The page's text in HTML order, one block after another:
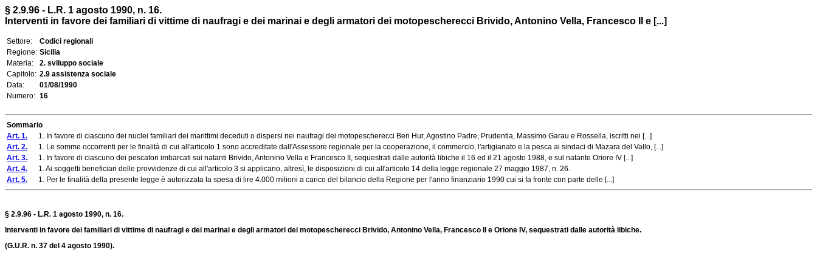
§ 2.9.96 - L.R. 1 agosto 1990, n. 16.
Interventi in favore dei familiari di vittime di naufragi e dei marinai e degli armatori dei motopescherecci Brivido, Antonino Vella, Francesco II e [...]
Settore:
Codici regionali
Regione: Sicilia
Materia:
2. sviluppo sociale
Capitolo: 2.9 assistenza sociale
Data:
01/08/1990
Numero: 16
Sommario
Art. 1. 1. In favore di ciascuno dei nuclei familiari dei marittimi deceduti o dispersi nei naufragi dei motopescherecci Ben Hur, Agostino Padre, Prudentia, Massimo Garau e Rossella, iscritti nei [...]
Art. 2. 1. Le somme occorrenti per le finalità di cui all'articolo 1 sono accreditate dall'Assessore regionale per la cooperazione, il commercio, l'artigianato e la pesca ai sindaci di Mazara del Vallo, [...]
Art. 3. 1. In favore di ciascuno dei pescatori imbarcati sui natanti Brivido, Antonino Vella e Francesco II, sequestrati dalle autorità libiche il 16 ed il 21 agosto 1988, e sul natante Oriore IV [...]
Art. 4. 1. Ai soggetti beneficiari delle provvidenze di cui all'articolo 3 si applicano, altresì, le disposizioni di cui all'articolo 14 della legge regionale 27 maggio 1987, n. 26.
Art. 5. 1. Per le finalità della presente legge è autorizzata la spesa di lire 4.000 milioni a carico del bilancio della Regione per l'anno finanziario 1990 cui si fa fronte con parte delle [...]
§ 2.9.96 - L.R. 1 agosto 1990, n. 16.
Interventi in favore dei familiari di vittime di naufragi e dei marinai e degli armatori dei motopescherecci Brivido, Antonino Vella, Francesco II e Orione IV, sequestrati dalle autorità libiche.
(G.U.R. n. 37 del 4 agosto 1990).